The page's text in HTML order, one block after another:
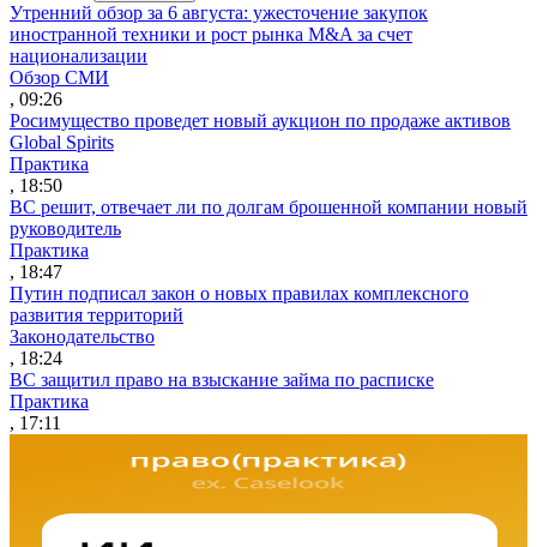
Утренний обзор за 6 августа: ужесточение закупок
иностранной техники и рост рынка M&A за счет
национализации
Обзор СМИ
, 09:26
Росимущество проведет новый аукцион по продаже активов
Global Spirits
Практика
, 18:50
ВС решит, отвечает ли по долгам брошенной компании новый
руководитель
Практика
, 18:47
Путин подписал закон о новых правилах комплексного
развития территорий
Законодательство
, 18:24
ВС защитил право на взыскание займа по расписке
Практика
, 17:11